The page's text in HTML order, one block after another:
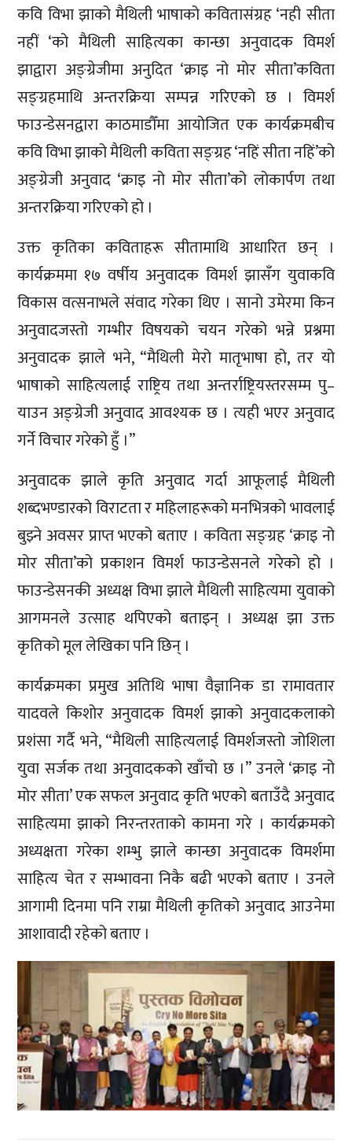
कवि विभा झाको मैथिली भाषाको कवितासंग्रह ‘नही सीता
नहीं ‘को मैथिली साहित्यका कान्छा अनुवादक विमर्श
झाद्वारा अङ्ग्रेजीमा अनुदित ‘क्राइ नो मोर सीता’कविता
सङ्ग्रहमाथि अन्तरक्रिया सम्पन्न गरिएको छ । विमर्श
फाउन्डेसनद्वारा काठमाडौँमा आयोजित एक कार्यक्रमबीच
कवि विभा झाको मैथिली कविता सङ्ग्रह ‘नहिं सीता नहिं’को
अङ्ग्रेजी अनुवाद ‘क्राइ नो मोर सीता’को लोकार्पण तथा
अन्तरक्रिया गरिएको हो ।
उक्त कृतिका कविताहरू सीतामाथि आधारित छन् ।
कार्यक्रममा १७ वर्षीय अनुवादक विमर्श झासँग युवाकवि
विकास वत्सनाभले संवाद गरेका थिए । सानो उमेरमा किन
अनुवादजस्तो गम्भीर विषयको चयन गरेको भन्ने प्रश्नमा
अनुवादक झाले भने, “मैथिली मेरो मातृभाषा हो, तर यो
भाषाको साहित्यलाई राष्ट्रिय तथा अन्तर्राष्ट्रियस्तरसम्म पु–
याउन अङ्ग्रेजी अनुवाद आवश्यक छ । त्यही भएर अनुवाद
गर्ने विचार गरेको हुँ ।”
अनुवादक झाले कृति अनुवाद गर्दा आफूलाई मैथिली
शब्दभण्डारको विराटता र महिलाहरूको मनभित्रको भावलाई
बुझ्ने अवसर प्राप्त भएको बताए । कविता सङ्ग्रह ‘क्राइ नो
मोर सीता’को प्रकाशन विमर्श फाउन्डेसनले गरेको हो ।
फाउन्डेसनकी अध्यक्ष विभा झाले मैथिली साहित्यमा युवाको
आगमनले उत्साह थपिएको बताइन् । अध्यक्ष झा उक्त
कृतिको मूल लेखिका पनि छिन् ।
कार्यक्रमका प्रमुख अतिथि भाषा वैज्ञानिक डा रामावतार
यादवले किशोर अनुवादक विमर्श झाको अनुवादकलाको
प्रशंसा गर्दै भने, “मैथिली साहित्यलाई विमर्शजस्तो जोशिला
युवा सर्जक तथा अनुवादकको खाँचो छ ।” उनले ‘क्राइ नो
मोर सीता’ एक सफल अनुवाद कृति भएको बताउँदै अनुवाद
साहित्यमा झाको निरन्तरताको कामना गरे । कार्यक्रमको
अध्यक्षता गरेका शम्भु झाले कान्छा अनुवादक विमर्शमा
साहित्य चेत र सम्भावना निकै बढी भएको बताए । उनले
आगामी दिनमा पनि राम्रा मैथिली कृतिको अनुवाद आउनेमा
आशावादी रहेको बताए ।